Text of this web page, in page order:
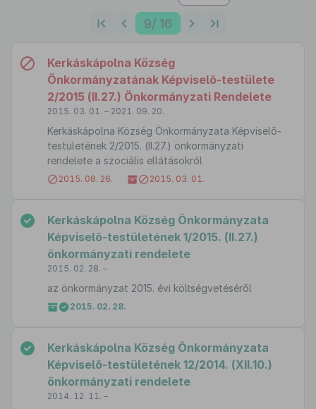
9/ 16
Kerkáskápolna Község
Önkormányzatának Képviselő-testülete
2/2015 (II.27.) Önkormányzati Rendelete
2015. 03. 01. – 2021. 09. 20.
Kerkáskápolna Község Önkormányzata Képviselő-
testületének 2/2015. (II.27.) önkormányzati
rendelete a szociális ellátásokról
2015. 08. 26. 2015. 03. 01.
Kerkáskápolna Község Önkormányzata
Képviselő-testületének 1/2015. (II.27.)
önkormányzati rendelete
2015. 02. 28. –
az önkormányzat 2015. évi költségvetéséről
2015. 02. 28.
Kerkáskápolna Község Önkormányzata
Képviselő-testületének 12/2014. (XII.10.)
önkormányzati rendelete
2014. 12. 11. –